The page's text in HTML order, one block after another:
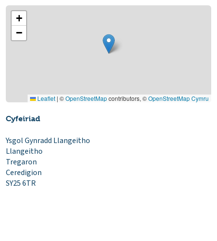
+
−
Leaflet | ©OpenStreetMapcontributors, ©OpenStreetMap Cymru
Cyfeiriad
Ysgol Gynradd Llangeitho
Llangeitho
Tregaron
Ceredigion
SY25 6TR